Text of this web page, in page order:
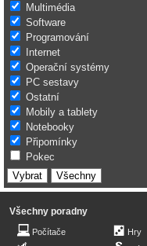
Multimédia
Software
Programování
Internet
Operační systémy
PC sestavy
Ostatní
Mobily a tablety
Notebooky
Připomínky
Pokec
Všechny poradny
Počítače
Hry